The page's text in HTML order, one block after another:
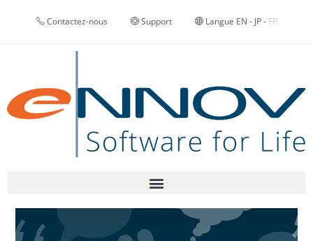
Contactez-nous Support Langue EN - JP- FR